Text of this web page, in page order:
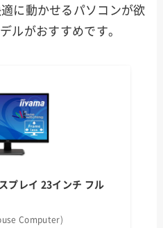
に動かせるパソコンが欲
ルがおすすめです。
プレイ 23インチ フル
Computer)